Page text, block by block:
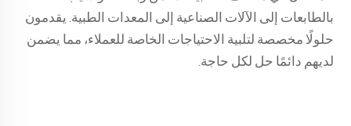
بالطابعات إلى الآلات الصناعية إلى المعدات الطبية. يقدمون
حلولًا مخصصة لتلبية الاحتياجات الخاصة للعملاء، مما يضمن
لديهم دائمًا حل لكل حاجة.